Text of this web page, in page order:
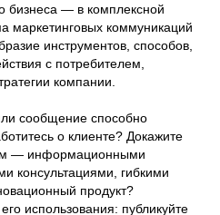
бизнеса — в комплексной
маркетинговых коммуникаций
инструментов, способов,
с потребителем,
компании.
сообщение способно
о клиенте? Докажите
— информационными
консультациями, гибкими
продукт?
использования: публикуйте